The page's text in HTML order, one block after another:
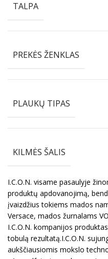
TALPA
PREKĖS ŽENKLAS
PLAUKŲ TIPAS
KILMĖS ŠALIS
I.C.O.N. visame pasaulyje
produktų apdovanojimą,
įvaizdžius tokiems mados
Versace, mados žurnalams
I.C.O.N. kompanijos
tobulą rezultatą.I.C.O.N.
aukščiausiomis mokslo